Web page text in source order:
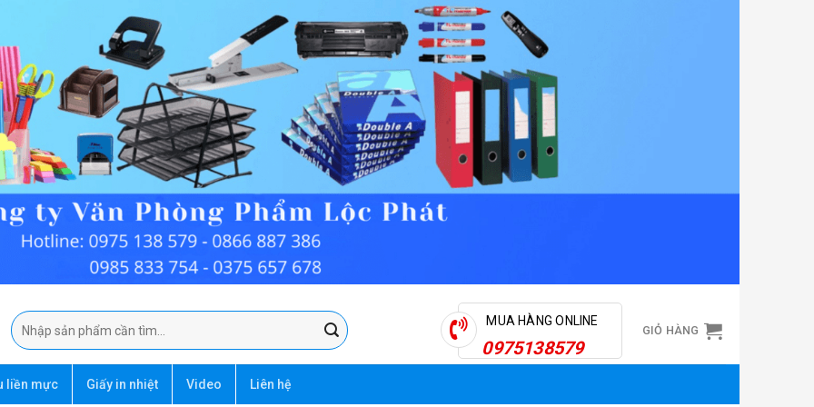
Tìm
kiếm:
MUA HÀNG ONLINE
0975138579
GIỎ HÀNG
liền mực Giấy in nhiệt Video Liên hệ